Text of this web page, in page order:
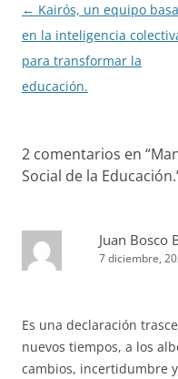
Navegación
de
entradas
← Kairós, un equipo
en la inteligencia
para transformar la
educación.
2 comentarios en “
Social de la Educación.
Juan Bosco
7 diciembre,
Es una declaración
nuevos tiempos, a los
cambios, incertidumbre